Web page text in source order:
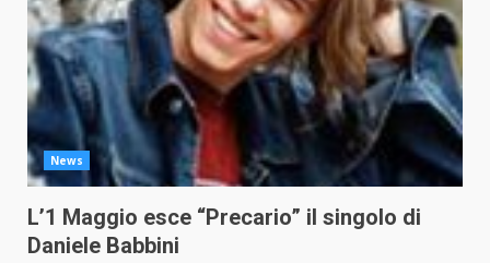
News
L’1 Maggio esce “Precario” il singolo di
Daniele Babbini